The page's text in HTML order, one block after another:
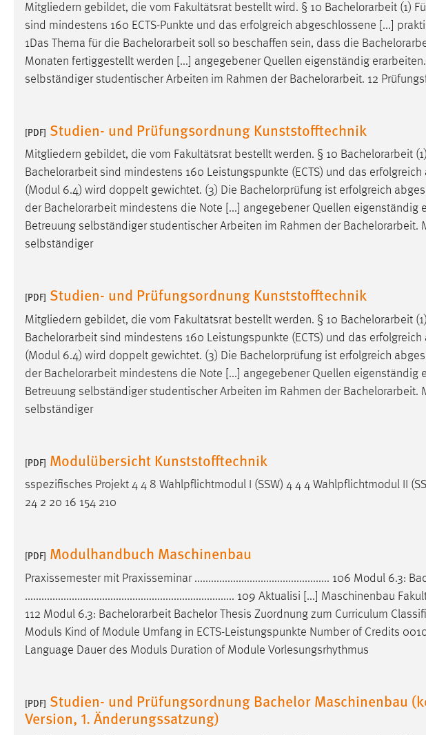
Mitgliedern gebildet, die vom Fakultätsrat bestellt wird. § 10 Bachelorarbeit (1)
sind mindestens 160 ECTS-Punkte und das erfolgreich abgeschlossene [...]
1Das Thema für die Bachelorarbeit soll so beschaffen sein, dass die
Monaten fertiggestellt werden [...] angegebener Quellen eigenständig
selbständiger studentischer Arbeiten im Rahmen der Bachelorarbeit. 12
[PDF] Studien- und Prüfungsordnung Kunststofftechnik
Mitgliedern gebildet, die vom Fakultätsrat bestellt werden. § 10 Bachelorarbeit
Bachelorarbeit sind mindestens 160 Leistungspunkte (ECTS) und das erfolgreich
(Modul 6.4) wird doppelt gewichtet. (3) Die Bachelorprüfung ist erfolgreich
der Bachelorarbeit mindestens die Note [...] angegebener Quellen eigenständig
Betreuung selbständiger studentischer Arbeiten im Rahmen der Bachelorarbeit.
selbständiger
[PDF] Studien- und Prüfungsordnung Kunststofftechnik
Mitgliedern gebildet, die vom Fakultätsrat bestellt werden. § 10 Bachelorarbeit
Bachelorarbeit sind mindestens 160 Leistungspunkte (ECTS) und das erfolgreich
(Modul 6.4) wird doppelt gewichtet. (3) Die Bachelorprüfung ist erfolgreich
der Bachelorarbeit mindestens die Note [...] angegebener Quellen eigenständig
Betreuung selbständiger studentischer Arbeiten im Rahmen der Bachelorarbeit.
selbständiger
[PDF] Modulübersicht Kunststofftechnik
sspezifisches Projekt 4 4 8 Wahlpflichtmodul I (SSW) 4 4 4 Wahlpflichtmodul II
24 2 20 16 154 210
[PDF] Modulhandbuch Maschinenbau
Praxissemester mit Praxisseminar ................................................. 106 Modul 6.3:
............................................................................ 109 Aktualisi [...] Maschinenbau
112 Modul 6.3: Bachelorarbeit Bachelor Thesis Zuordnung zum Curriculum
Moduls Kind of Module Umfang in ECTS-Leistungspunkte Number of Credits
Language Dauer des Moduls Duration of Module Vorlesungsrhythmus
[PDF] Studien- und Prüfungsordnung Bachelor Maschinenbau
Version, 1. Änderungssatzung)
Performance
Name: staticfilecache
Zweck:
Für performante Seitenauslieferung wird
Name: site-language-preference
Zweck:
Das Cookie speichert die gewählte
Sprache der Website.
Cookie Laufzeit:
Name:
MibewSessionID, MIBEW_UserID,
mibew_locale, mibew-chat-frame-style-
5e9dbeb1811c0446
Zweck:
Wird benötigt um die Chatfunktion
nutzen zu können.
Cookie Laufzeit:
Login
der Website einloggen zu können.
Cookie Laufzeit: 24 Stunden
STATISTIK
Statistik Cookies erfassen Informationen anonym.
Matomo